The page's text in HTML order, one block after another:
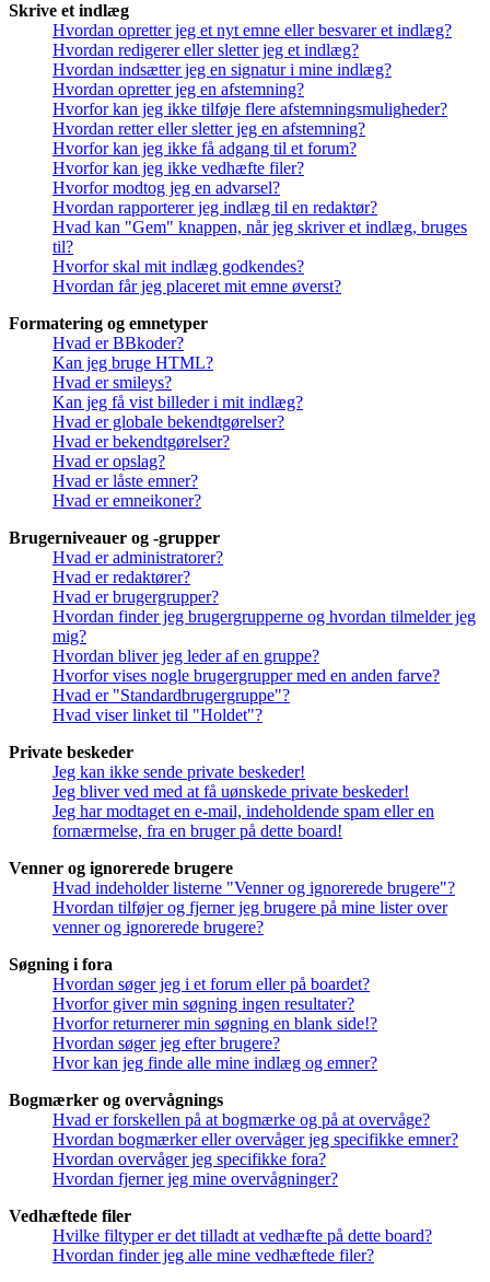
Skrive et indlæg
Hvordan opretter jeg et nyt emne eller besvarer et indlæg?
Hvordan redigerer eller sletter jeg et indlæg?
Hvordan indsætter jeg en signatur i mine indlæg?
Hvordan opretter jeg en afstemning?
Hvorfor kan jeg ikke tilføje flere afstemningsmuligheder?
Hvordan retter eller sletter jeg en afstemning?
Hvorfor kan jeg ikke få adgang til et forum?
Hvorfor kan jeg ikke vedhæfte filer?
Hvorfor modtog jeg en advarsel?
Hvordan rapporterer jeg indlæg til en redaktør?
Hvad kan "Gem" knappen, når jeg skriver et indlæg, bruges
til?
Hvorfor skal mit indlæg godkendes?
Hvordan får jeg placeret mit emne øverst?
Formatering og emnetyper
Hvad er BBkoder?
Kan jeg bruge HTML?
Hvad er smileys?
Kan jeg få vist billeder i mit indlæg?
Hvad er globale bekendtgørelser?
Hvad er bekendtgørelser?
Hvad er opslag?
Hvad er låste emner?
Hvad er emneikoner?
Brugerniveauer og -grupper
Hvad er administratorer?
Hvad er redaktører?
Hvad er brugergrupper?
Hvordan finder jeg brugergrupperne og hvordan tilmelder jeg
mig?
Hvordan bliver jeg leder af en gruppe?
Hvorfor vises nogle brugergrupper med en anden farve?
Hvad er "Standardbrugergruppe"?
Hvad viser linket til "Holdet"?
Private beskeder
Jeg kan ikke sende private beskeder!
Jeg bliver ved med at få uønskede private beskeder!
Jeg har modtaget en e-mail, indeholdende spam eller en
fornærmelse, fra en bruger på dette board!
Venner og ignorerede brugere
Hvad indeholder listerne "Venner og ignorerede brugere"?
Hvordan tilføjer og fjerner jeg brugere på mine lister over
venner og ignorerede brugere?
Søgning i fora
Hvordan søger jeg i et forum eller på boardet?
Hvorfor giver min søgning ingen resultater?
Hvorfor returnerer min søgning en blank side!?
Hvordan søger jeg efter brugere?
Hvor kan jeg finde alle mine indlæg og emner?
Bogmærker og overvågnings
Hvad er forskellen på at bogmærke og på at overvåge?
Hvordan bogmærker eller overvåger jeg specifikke emner?
Hvordan overvåger jeg specifikke fora?
Hvordan fjerner jeg mine overvågninger?
Vedhæftede filer
Hvilke filtyper er det tilladt at vedhæfte på dette board?
Hvordan finder jeg alle mine vedhæftede filer?